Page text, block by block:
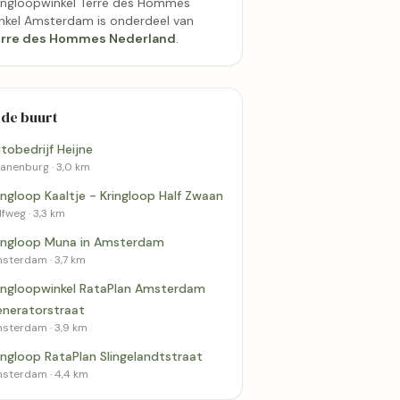
Kringloop RataPlan
Slingelandtstraat
Amsterdam
Amsterdam is onderdeel van
des Hommes Nederland.
buurt
Heijne
· 3,0 km
Kaaltje - Kringloop Half Zwaan
· 3,3 km
Muna in Amsterdam
· 3,7 km
RataPlan Amsterdam
· 3,9 km
RataPlan Slingelandtstraat
· 4,4 km